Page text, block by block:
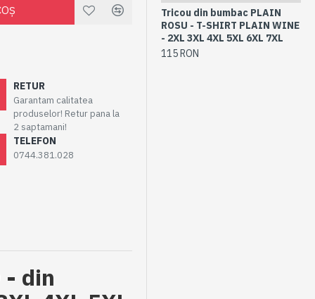
RETUR
Garantam calitatea
produselor! Retur pana la
2 saptamani!
TELEFON
0744.381.028
- din
Tricou din bumbac PLAIN
ROSU - T-SHIRT PLAIN WINE
- 2XL 3XL 4XL 5XL 6XL 7XL
115 RON